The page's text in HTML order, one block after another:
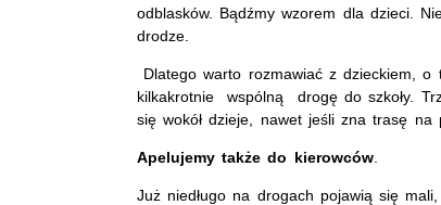
odblasków. Bądźmy wzorem dla dzieci.
drodze.
Dlatego warto rozmawiać z dzieckiem,
kilkakrotnie wspólną drogę do szkoły.
się wokół dzieje, nawet jeśli zna trasę na
Apelujemy także do kierowców.
Już niedługo na drogach pojawią się